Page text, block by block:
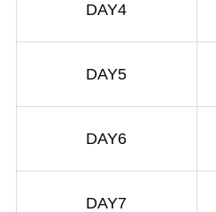
DAY4
DAY5
DAY6
DAY7